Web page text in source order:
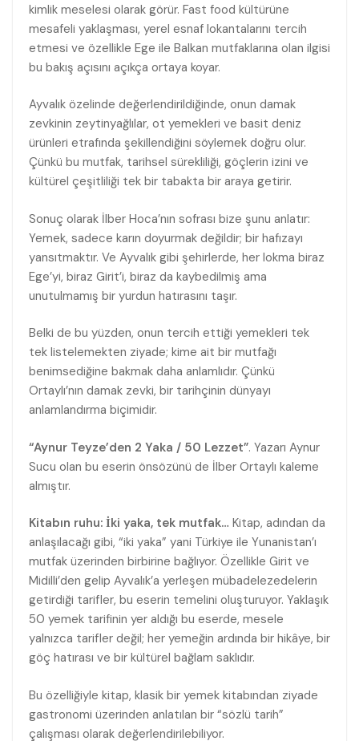
kimlik meselesi olarak görür. Fast food kültürüne
mesafeli yaklaşması, yerel esnaf lokantalarını tercih
etmesi ve özellikle Ege ile Balkan mutfaklarına olan ilgisi
bu bakış açısını açıkça ortaya koyar.
Ayvalık özelinde değerlendirildiğinde, onun damak
zevkinin zeytinyağlılar, ot yemekleri ve basit deniz
ürünleri etrafında şekillendiğini söylemek doğru olur.
Çünkü bu mutfak, tarihsel sürekliliği, göçlerin izini ve
kültürel çeşitliliği tek bir tabakta bir araya getirir.
Sonuç olarak İlber Hoca’nın sofrası bize şunu anlatır:
Yemek, sadece karın doyurmak değildir; bir hafızayı
yansıtmaktır. Ve Ayvalık gibi şehirlerde, her lokma biraz
Ege’yi, biraz Girit’i, biraz da kaybedilmiş ama
unutulmamış bir yurdun hatırasını taşır.
Belki de bu yüzden, onun tercih ettiği yemekleri tek
tek listelemekten ziyade; kime ait bir mutfağı
benimsediğine bakmak daha anlamlıdır. Çünkü
Ortaylı’nın damak zevki, bir tarihçinin dünyayı
anlamlandırma biçimidir.
“Aynur Teyze’den 2 Yaka / 50 Lezzet”. Yazarı Aynur
Sucu olan bu eserin önsözünü de İlber Ortaylı kaleme
almıştır.
Kitabın ruhu: İki yaka, tek mutfak… Kitap, adından da
anlaşılacağı gibi, “iki yaka” yani Türkiye ile Yunanistan’ı
mutfak üzerinden birbirine bağlıyor. Özellikle Girit ve
Midilli’den gelip Ayvalık’a yerleşen mübadelezedelerin
getirdiği tarifler, bu eserin temelini oluşturuyor. Yaklaşık
50 yemek tarifinin yer aldığı bu eserde, mesele
yalnızca tarifler değil; her yemeğin ardında bir hikâye, bir
göç hatırası ve bir kültürel bağlam saklıdır.
Bu özelliğiyle kitap, klasik bir yemek kitabından ziyade
gastronomi üzerinden anlatılan bir “sözlü tarih”
çalışması olarak değerlendirilebiliyor.